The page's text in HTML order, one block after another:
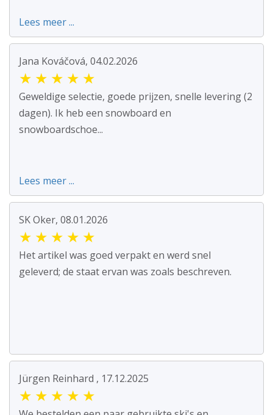
Lees meer ...
Jana Kováčová, 04.02.2026
★ ★ ★ ★ ★
Geweldige selectie, goede prijzen, snelle levering (2
dagen). Ik heb een snowboard en
snowboardschoe...
Lees meer ...
SK Oker, 08.01.2026
★ ★ ★ ★ ★
Het artikel was goed verpakt en werd snel
geleverd; de staat ervan was zoals beschreven.
Jürgen Reinhard , 17.12.2025
★ ★ ★ ★ ★